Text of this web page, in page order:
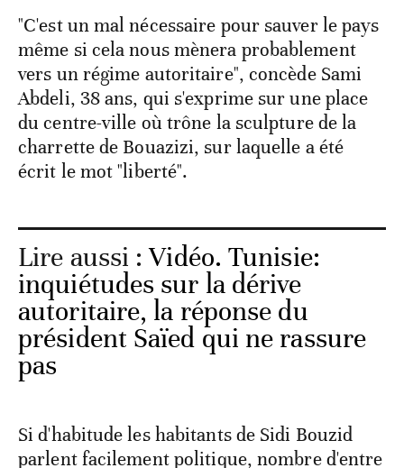
"C'est un mal nécessaire pour sauver le pays
même si cela nous mènera probablement
vers un régime autoritaire", concède Sami
Abdeli, 38 ans, qui s'exprime sur une place
du centre-ville où trône la sculpture de la
charrette de Bouazizi, sur laquelle a été
écrit le mot "liberté".
Lire aussi :Vidéo. Tunisie:
inquiétudes sur la dérive
autoritaire, la réponse du
président Saïed qui ne rassure
pas
Si d'habitude les habitants de Sidi Bouzid
parlent facilement politique, nombre d'entre